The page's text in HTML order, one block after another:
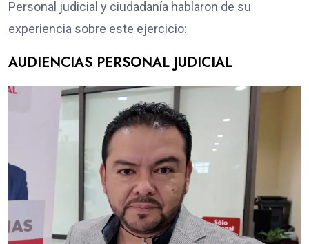
Personal judicial y ciudadanía hablaron de su
experiencia sobre este ejercicio:
AUDIENCIAS PERSONAL JUDICIAL